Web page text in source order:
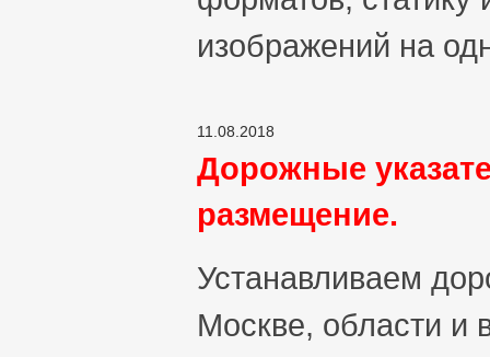
изображений на
11.08.2018
Дорожные
размещение.
Устанавливаем
Москве, области и